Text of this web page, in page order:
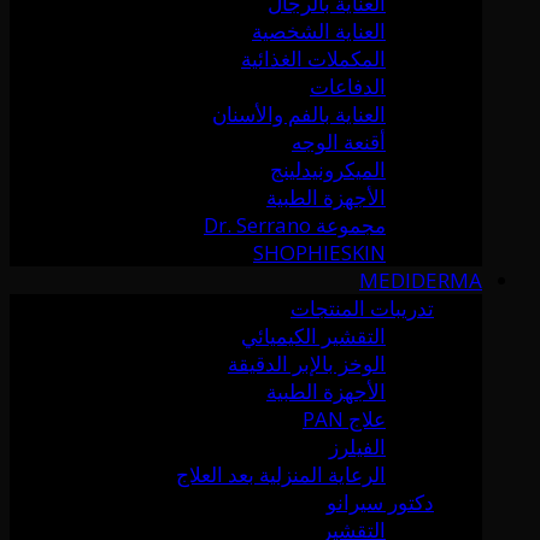
العناية الشخصية
المكملات الغذائية
الدفاعات
العناية بالفم والأسنان
أقنعة الوجه
الميكرونيدلينج
الأجهزة الطبية
مجموعة Dr. Serrano
SHOPHIESKIN
MEDIDERMA
تدريبات المنتجات
التقشير الكيميائي
الوخز بالإبر الدقيقة
الأجهزة الطبية
علاج PAN
الفيلرز
الرعاية المنزلية بعد العلاج
دكتور سيرانو
التقشير